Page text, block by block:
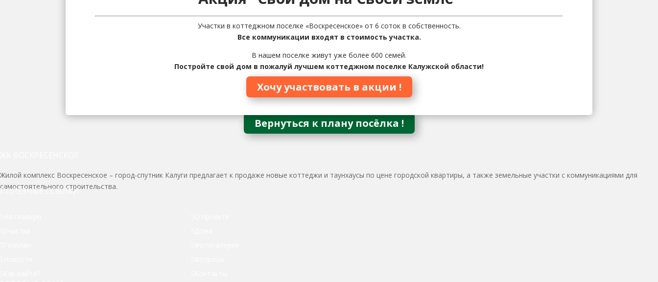
Участки в коттеджном поселке «Воскресенское» от 6 соток в собственность.
Все коммуникации входят в стоимость участка.
В нашем поселке живут уже более 600 семей.
Постройте свой дом в пожалуй лучшем коттеджном поселке Калужской области!
Хочу участвовать в акции !
Вернуться к плану посёлка !
Жилой комплекс Воскресенское – город-спутник Калуги предлагает к продаже новые коттеджи и таунхаусы по цене городской квартиры, а также земельные участки с коммуникациями для
самостоятельного строительства.
ПОЛЕЗНЫЕ ССЫЛКИ